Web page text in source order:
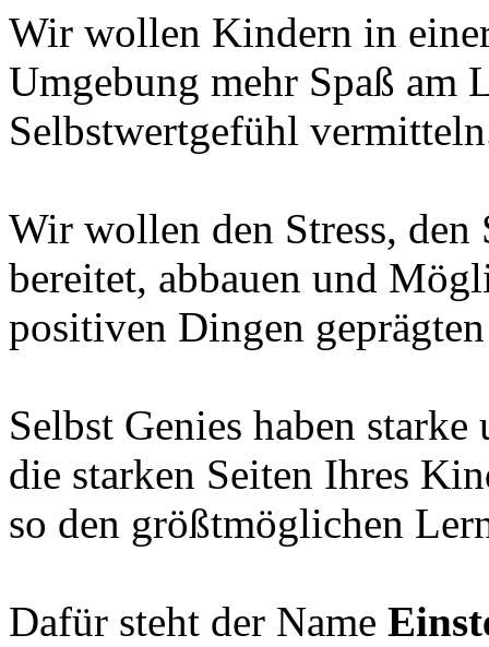
Wir wollen Kindern in
Umgebung mehr Spaß am
Selbstwertgefühl
Wir wollen den Stress,
bereitet, abbauen und
positiven Dingen
Selbst Genies haben
die starken Seiten Ihres
so den größtmöglichen
Dafür steht der Name